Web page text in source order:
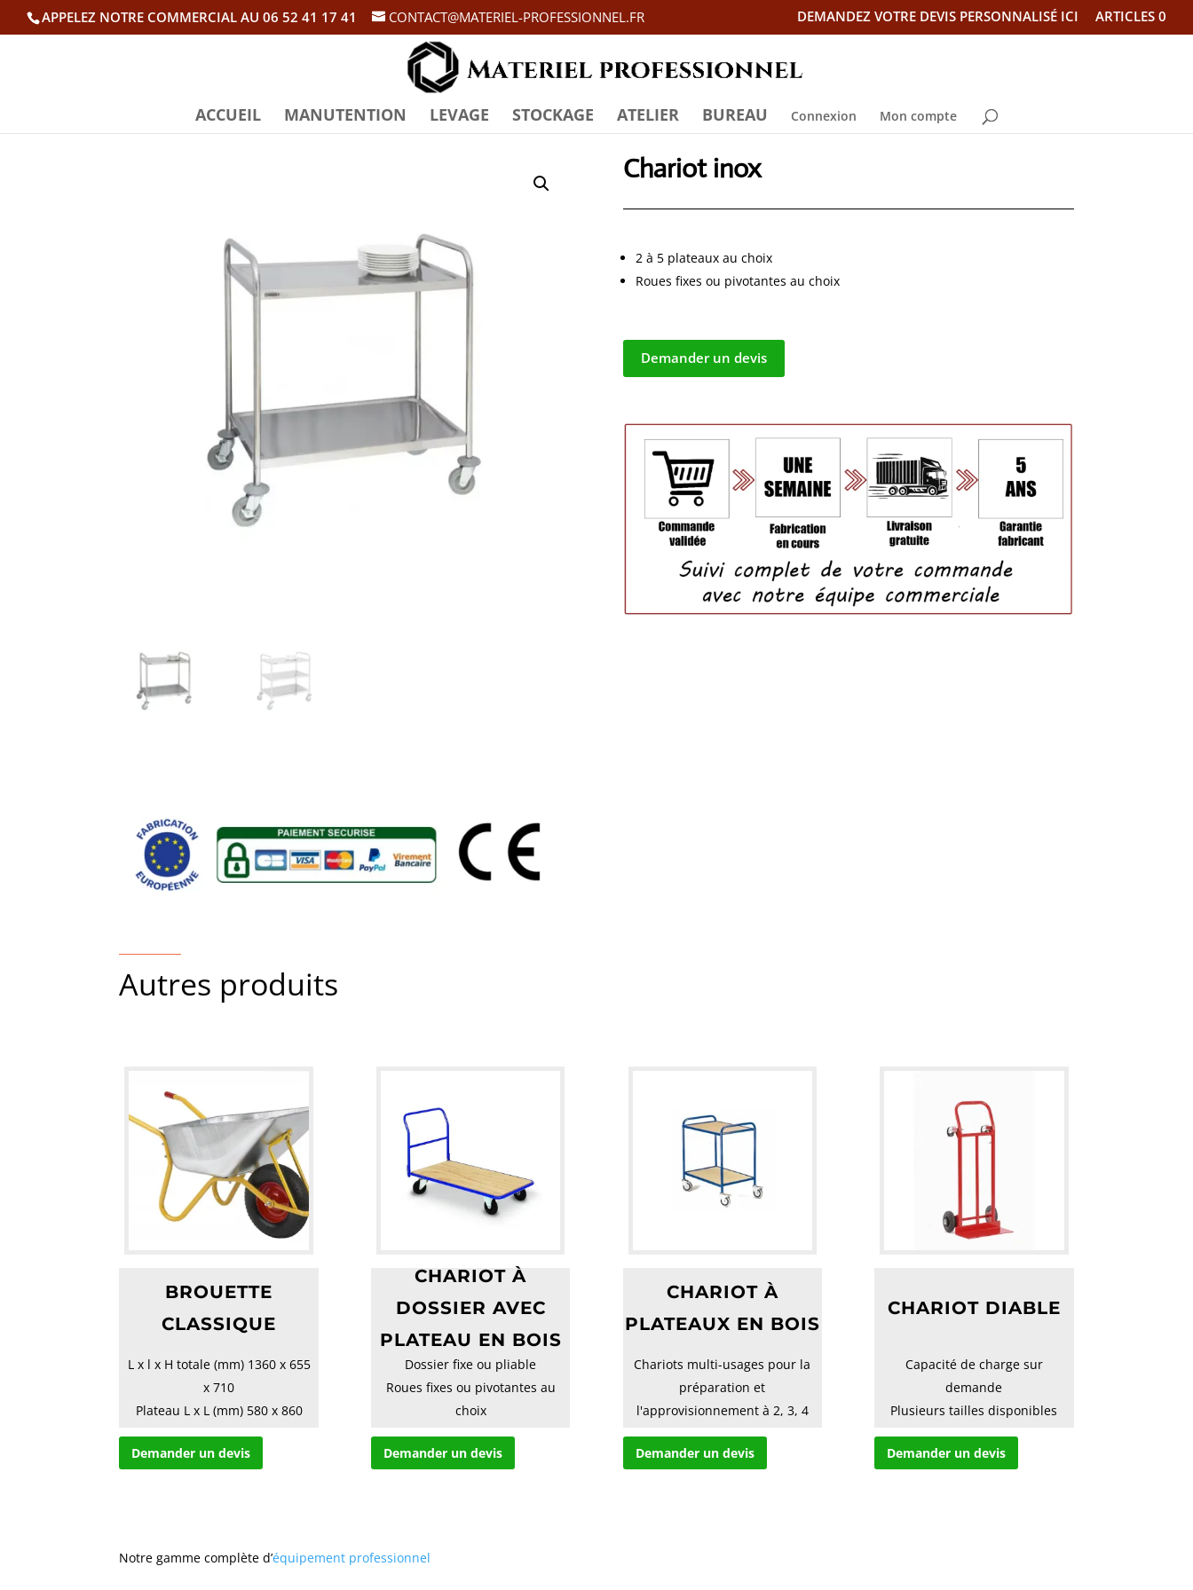
APPELEZ NOTRE COMMERCIAL AU 06 52 41 17 41 CONTACT@MATERIEL-PROFESSIONNEL.FR DEMANDEZ VOTRE DEVIS PERSONNALISÉ ICI ARTICLES 0
ACCUEIL MANUTENTION LEVAGE STOCKAGE ATELIER BUREAU Connexion Mon compte
Chariot inox
2 à 5 plateaux au choix
Roues fixes ou pivotantes au choix
Demander un devis
Autres produits
BROUETTE
CLASSIQUE
L x l x H totale (mm) 1360 x 655
x 710
Plateau L x L (mm) 580 x 860
Tube (mm) 30
Roue Pneumati...
Demander un devis
CHARIOT À
DOSSIER AVEC
PLATEAU EN BOIS
Dossier fixe ou pliable
Roues fixes ou pivotantes au
choix
Demander un devis
CHARIOT À
PLATEAUX EN BOIS
Chariots multi-usages pour la
préparation et
l'approvisionnement à 2, 3, 4
ou 5 plateaux
Plate...
Demander un devis
CHARIOT DIABLE
Capacité de charge sur
demande
Plusieurs tailles disponibles
Demander un devis
Notre gamme complète d’équipement professionnel